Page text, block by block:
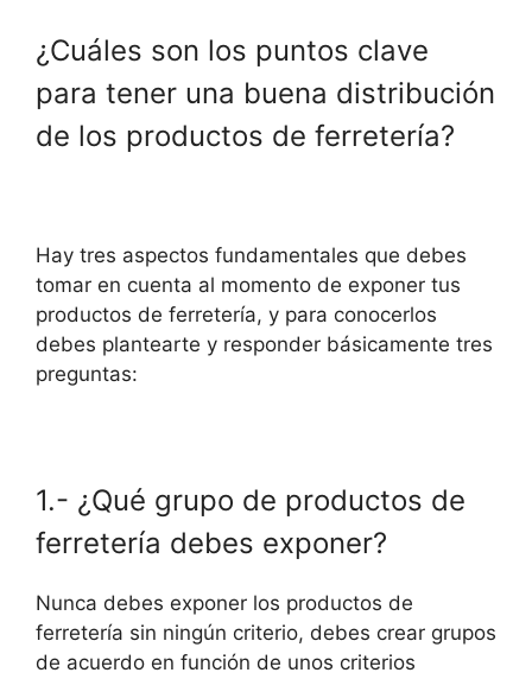
¿Cuáles son los puntos clave
para tener una buena distribución
de los productos de ferretería?
Hay tres aspectos fundamentales que debes
tomar en cuenta al momento de exponer tus
productos de ferretería, y para conocerlos
debes plantearte y responder básicamente tres
preguntas:
1.- ¿Qué grupo de productos de
ferretería debes exponer?
Nunca debes exponer los productos de
ferretería sin ningún criterio, debes crear grupos
de acuerdo en función de unos criterios